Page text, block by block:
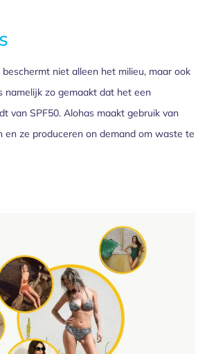
beschermt niet alleen het milieu, maar ook
namelijk zo gemaakt dat het een
van SPF50. Alohas maakt gebruik van
en ze produceren on demand om waste te